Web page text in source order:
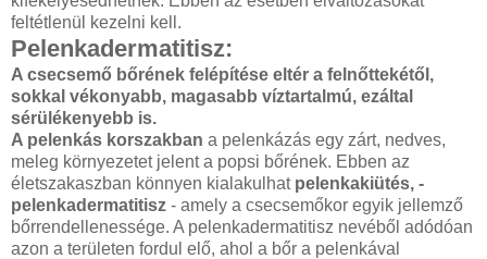
feltétlenül kezelni kell.
Pelenkadermatitisz:
A csecsemő bőrének felépítése eltér a felnőttekétől,
sokkal vékonyabb, magasabb víztartalmú, ezáltal
sérülékenyebb is.
A pelenkás korszakban a pelenkázás egy zárt, nedves,
meleg környezetet jelent a popsi bőrének. Ebben az
életszakaszban könnyen kialakulhat pelenkakiütés, -
pelenkadermatitisz - amely a csecsemőkor egyik jellemző
bőrrendellenessége. A pelenkadermatitisz nevéből adódóan
azon a területen fordul elő, ahol a bőr a pelenkával